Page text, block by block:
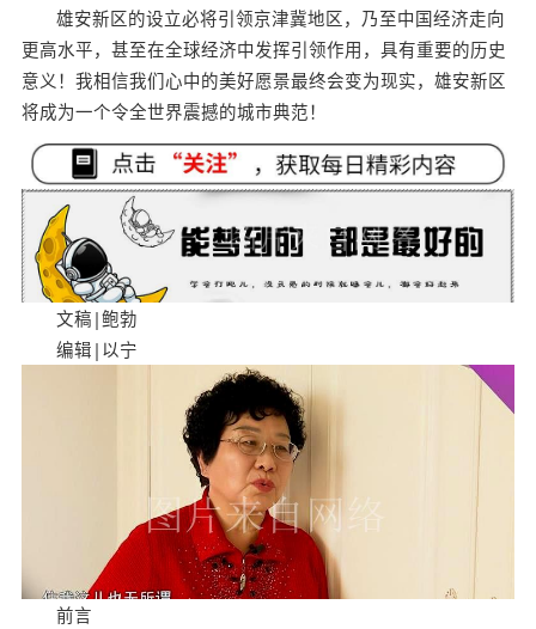
雄安新区的设立必将引领京津冀地区，乃至中国经济走向
更高水平，甚至在全球经济中发挥引领作用，具有重要的历史
意义！我相信我们心中的美好愿景最终会变为现实，雄安新区
将成为一个令全世界震撼的城市典范！
文稿|鲍勃
编辑|以宁
前言